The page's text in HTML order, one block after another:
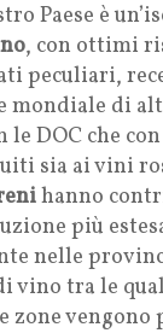
Paese è
, con ottimi
peculiari,
mondiale di
le DOC che
sia ai vini
hanno
più
nelle
vino tra le
zone